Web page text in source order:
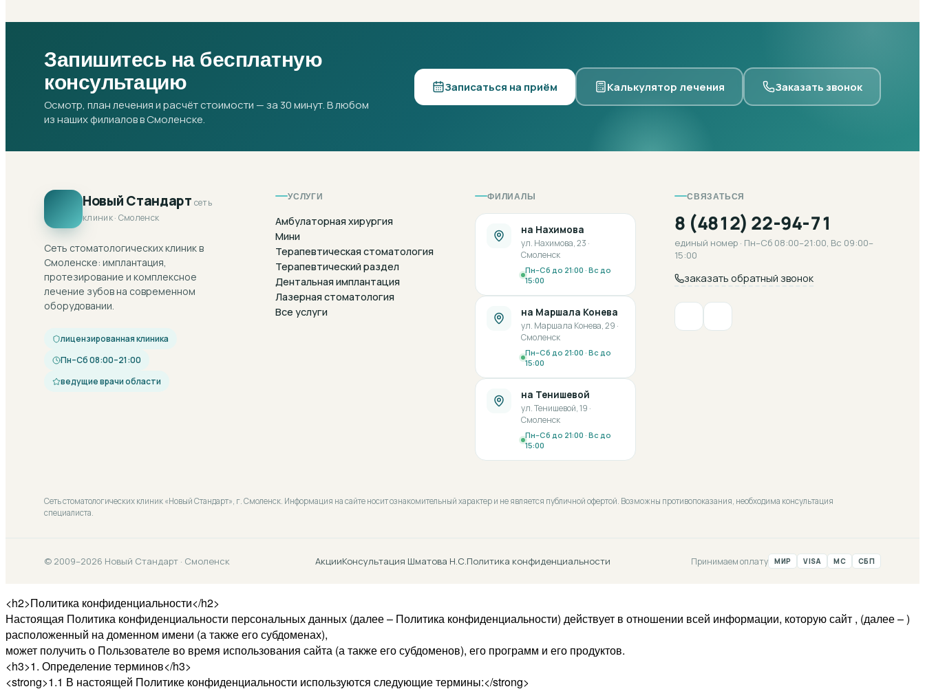
Запишитесь на бесплатную
консультацию
Осмотр, план лечения и расчёт стоимости — за 30 минут. В любом
из наших филиалов в Смоленске.
Записаться на приём Калькулятор лечения Заказать звонок
Новый Стандарт сеть
клиник · Смоленск
Сеть стоматологических клиник в
Смоленске: имплантация,
протезирование и комплексное
лечение зубов на современном
оборудовании.
лицензированная клиника
Пн–Сб 08:00–21:00
ведущие врачи области
УСЛУГИ
Амбулаторная хирургия
Мини
Терапевтическая стоматология
Терапевтический раздел
Дентальная имплантация
Лазерная стоматология
Все услуги
ФИЛИАЛЫ
на Нахимова
ул. Нахимова, 23 ·
Смоленск
Пн–Сб до 21:00 · Вс до
15:00
на Маршала Конева
ул. Маршала Конева, 29 ·
Смоленск
Пн–Сб до 21:00 · Вс до
15:00
на Тенишевой
ул. Тенишевой, 19 ·
Смоленск
Пн–Сб до 21:00 · Вс до
15:00
СВЯЗАТЬСЯ
8 (4812) 22-94-71
единый номер · Пн–Сб 08:00–21:00, Вс 09:00–
15:00
заказать обратный звонок
Сеть стоматологических клиник «Новый Стандарт», г. Смоленск. Информация на сайте носит ознакомительный характер и не является публичной офертой. Возможны противопоказания, необходима консультация
специалиста.
© 2009–2026 Новый Стандарт · Смоленск АкцииКонсультация Шматова Н.С.Политика конфиденциальности Принимаем оплату МИР VISA MC СБП
<h2>Политика конфиденциальности</h2>
Настоящая Политика конфиденциальности персональных данных (далее – Политика конфиденциальности) действует в отношении всей информации, которую сайт , (далее – )
расположенный на доменном имени (а также его субдоменах),
может получить о Пользователе во время использования сайта (а также его субдоменов), его программ и его продуктов.
<h3>1. Определение терминов</h3>
<strong>1.1 В настоящей Политике конфиденциальности используются следующие термины:</strong>